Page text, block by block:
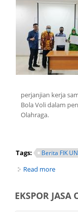
perjanjian kerja
Bola Voli dalam
Olahraga.
Tags: Berita FIK
Read more
EKSPOR JASA